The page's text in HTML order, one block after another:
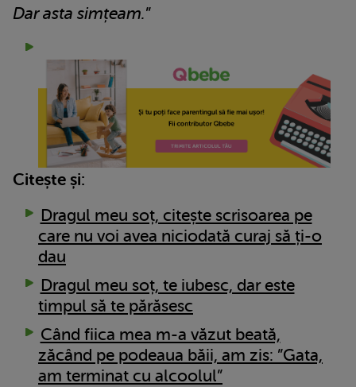
Dar asta simțeam.”
Citește și:
Dragul meu soț, citește scrisoarea pe
care nu voi avea niciodată curaj să ți-o
dau
Dragul meu soț, te iubesc, dar este
timpul să te părăsesc
Când fiica mea m-a văzut beată,
zăcând pe podeaua băii, am zis: ”Gata,
am terminat cu alcoolul”